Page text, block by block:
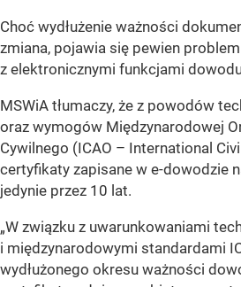
Choć wydłużenie ważności
zmiana, pojawia się pewien
z elektronicznymi funkcjami
MSWiA tłumaczy, że z powodów
oraz wymogów Międzynarodowej
Cywilnego (ICAO – International
certyfikaty zapisane w e-dowodzie
jedynie przez 10 lat.
„W związku z uwarunkowaniami
i międzynarodowymi standardami
wydłużonego okresu ważności